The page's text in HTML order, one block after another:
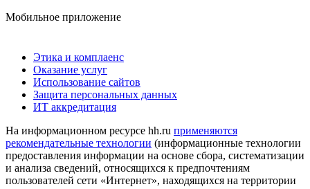
Мобильное приложение
Этика и комплаенс
Оказание услуг
Использование сайтов
Защита персональных данных
ИТ аккредитация
На информационном ресурсе hh.ru применяются
рекомендательные технологии (информационные технологии
предоставления информации на основе сбора, систематизации
и анализа сведений, относящихся к предпочтениям
пользователей сети «Интернет», находящихся на территории